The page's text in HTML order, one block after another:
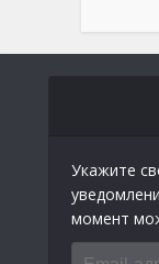
Укажите
момент
Email-